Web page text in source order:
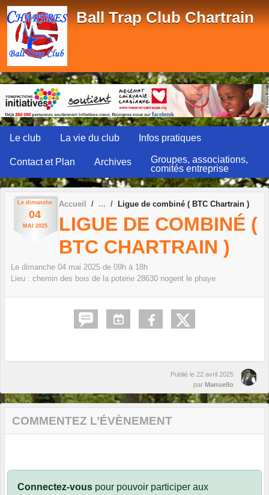
Ball Trap Club Chartrain
Le club La vie du club Infos pratiques
Contact et Plan Archives
Groupes, associations,
comités entreprise
Le dimanche
04
MAI 2025
Accueil Ligue de combiné ( BTC Chartrain )
LIGUE DE COMBINÉ (
BTC CHARTRAIN )
Le dimanche 04 mai 2025 de 09h à 18h
Lieu : chemin des bois de la poterie 28630 nogent le phaye
Publié le 22 avril 2025
par Manuello
COMMENTEZ L’ÉVÈNEMENT
Connectez-vous pour pouvoir participer aux
Panneau de gestion des cookies